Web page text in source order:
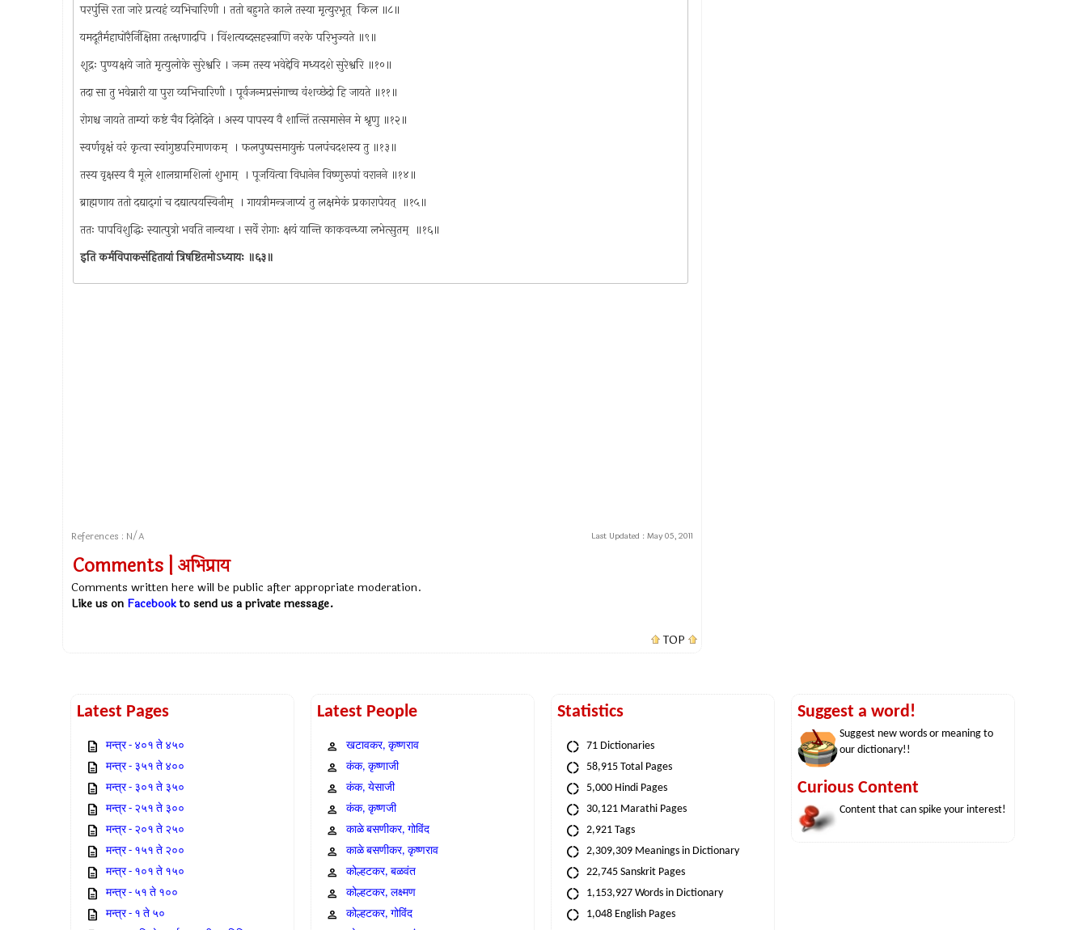
परपुंसि रता जारे प्रत्यहं व्यभिचारिणी । ततो बहुगते काले तस्या मृत्युरभूत् ‌ किल ॥८॥
यमदूतैर्महाघोरैर्निक्षिप्ता तत्क्षणादपि । विंशत्यब्दसहस्त्राणि नरके परिभुज्यते ॥९॥
शूद्रः पुण्यक्षये जाते मृत्युलोके सुरेश्वरि । जन्म तस्य भवेद्देवि मध्यदशे सुरेश्वरि ॥१०॥
तदा सा तु भवेन्नारी या पुरा व्यभिचारिणी । पूर्वजन्मप्रसंगाच्च वंशच्छेदो हि जायते ॥११॥
रोगश्च जायते ताम्यां कष्टं चैव दिनेदिने । अस्य पापस्य वै शान्तिं तत्समासेन मे श्रृणु ॥१२॥
स्वर्णवृक्षं वरं कृत्वा स्वांगुष्ठपरिमाणकम् ‌ । फलपुष्पसमायुक्तं पलपंचदशस्य तु ॥१३॥
तस्य वृक्षस्य वै मूले शालग्रामशिलां शुभाम् ‌ । पूजयित्वा विधानेन विष्णुरूपां वरानने ॥१४॥
ब्राह्मणाय ततो दद्याद्‌गां च दद्यात्पयस्विनीम् ‌ । गायत्रीमन्त्रजाप्यं तु लक्षमेकं प्रकारापेयत् ‌ ॥१५॥
ततः पापविशुद्धिः स्यात्पुत्रो भवति नान्यथा । सर्वे रोगाः क्षयं यान्ति काकवन्ध्या लभेत्सुतम् ‌ ॥१६॥
इति कर्मविपाकसंहितायां त्रिषष्टितमोऽध्यायः ॥६३॥
References : N/A Last Updated : May 05, 2011
Comments | अभिप्राय
Comments written here will be public after appropriate moderation.
Like us on Facebookto send us a private message.
TOP
Latest Pages
मन्त्र - ४०१ ते ४५०
मन्त्र - ३५१ ते ४००
मन्त्र - ३०१ ते ३५०
मन्त्र - २५१ ते ३००
मन्त्र - २०१ ते २५०
मन्त्र - १५१ ते २००
मन्त्र - १०१ ते १५०
मन्त्र - ५१ ते १००
मन्त्र - १ ते ५०
Latest People
खटावकर, कृष्णराव
कंक, कृष्णाजी
कंक, येसाजी
कंक, कृष्णजी
काळे बसणीकर, गोविंद
काळे बसणीकर, कृष्णराव
कोल्हटकर, बळवंत
कोल्हटकर, लक्ष्मण
कोल्हटकर, गोविंद
Statistics
71 Dictionaries
58,915 Total Pages
5,000 Hindi Pages
30,121 Marathi Pages
2,921 Tags
2,309,309 Meanings in Dictionary
22,745 Sanskrit Pages
1,153,927 Words in Dictionary
1,048 English Pages
Suggest a word!
Suggest new words or meaning to
our dictionary!!
Curious Content
Content that can spike your interest!